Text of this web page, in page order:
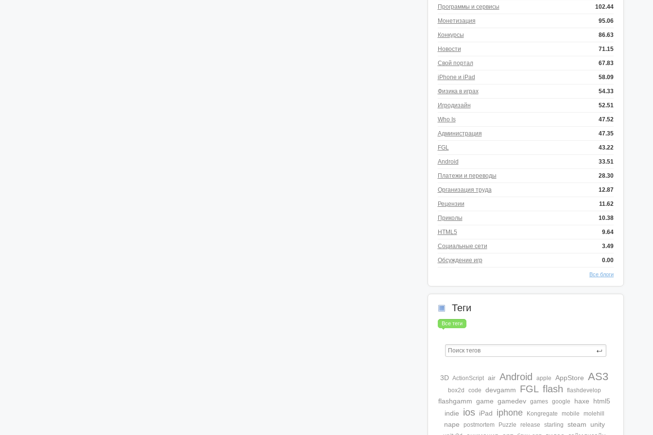
Программы и сервисы 102.44
Монетизация 95.06
Конкурсы 86.63
Новости 71.15
Свой портал 67.83
iPhone и iPad 58.09
Физика в играх 54.33
Игродизайн 52.51
Who Is 47.52
Администрация 47.35
FGL 43.22
Android 33.51
Платежи и переводы 28.30
Организация труда 12.87
Рецензии 11.62
Приколы 10.38
HTML5 9.64
Социальные сети 3.49
Обсуждение игр 0.00
Все блоги
Теги
Все теги
3D ActionScript air Android apple AppStore AS3
box2d code devgamm FGL flash flashdevelop
flashgamm game gamedev games google haxe
html5
indie
ios iPad iphone Kongregate mobile molehill
nape postmortem Puzzle release starling steam unity